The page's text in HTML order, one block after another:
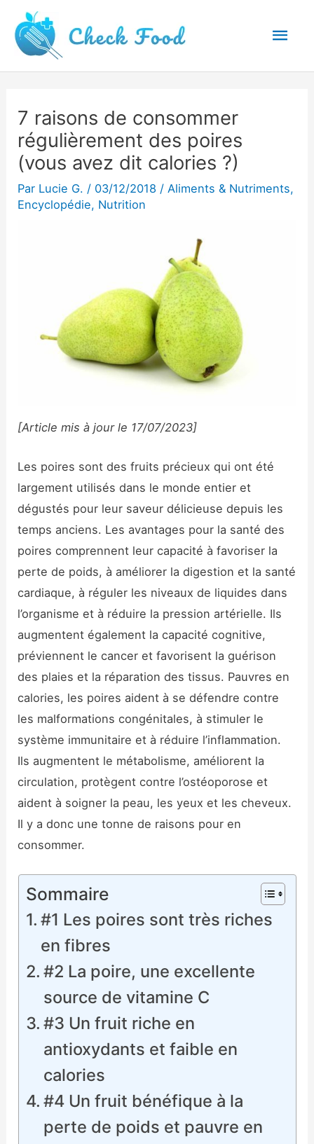
contenu
7 raisons de consommer
régulièrement des poires
(vous avez dit calories ?)
Par Lucie G. / 03/12/2018 /Aliments & Nutriments,
Encyclopédie, Nutrition
[Article mis à jour le 17/07/2023]
Les poires sont des fruits précieux qui ont été
largement utilisés dans le monde entier et
dégustés pour leur saveur délicieuse depuis les
temps anciens. Les avantages pour la santé des
poires comprennent leur capacité à favoriser la
perte de poids, à améliorer la digestion et la santé
cardiaque, à réguler les niveaux de liquides dans
l’organisme et à réduire la pression artérielle. Ils
augmentent également la capacité cognitive,
préviennent le cancer et favorisent la guérison
des plaies et la réparation des tissus. Pauvres en
calories, les poires aident à se défendre contre
les malformations congénitales, à stimuler le
système immunitaire et à réduire l’inflammation.
Ils augmentent le métabolisme, améliorent la
circulation, protègent contre l’ostéoporose et
aident à soigner la peau, les yeux et les cheveux.
Il y a donc une tonne de raisons pour en
consommer.
Sommaire
#1 Les poires sont très riches
en fibres
#2 La poire, une excellente
source de vitamine C
#3 Un fruit riche en
antioxydants et faible en
calories
#4 Un fruit bénéfique à la
perte de poids et pauvre en